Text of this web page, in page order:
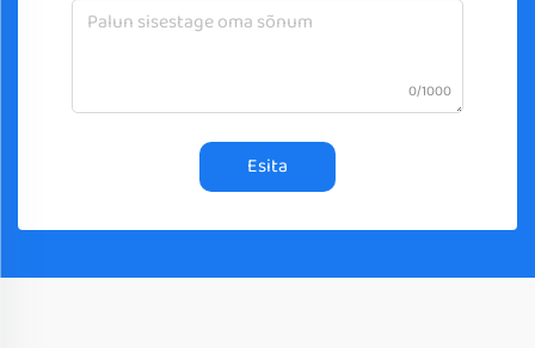
0/1000
Esita